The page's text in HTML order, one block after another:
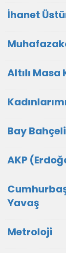
İhanet
Altılı Masa
Bay
AKP
Yavaş
Metroloji